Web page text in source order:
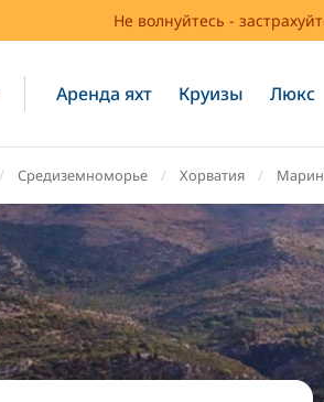
Не волнуйтесь -
Аренда яхт Круизы Люкс
Средиземноморье Хорватия